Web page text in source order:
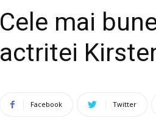
Cele mai
actritei
Facebook Twitter